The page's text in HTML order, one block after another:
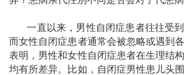
一直以来，男性自闭症患者往往受
而女性自闭症患者通常会被忽略或遇到
表明，男性和女性自闭症患者在生理结
均有所差异。比如，自闭症男性患儿头